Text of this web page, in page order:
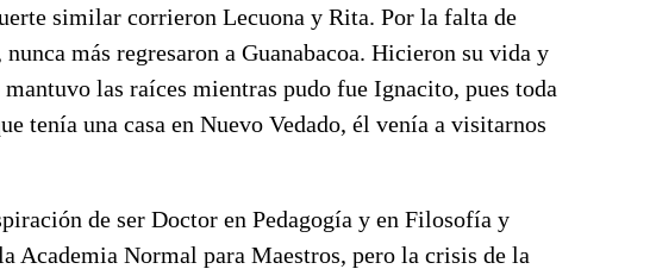
similar corrieron Lecuona y Rita. Por la falta de
más regresaron a Guanabacoa. Hicieron su vida y
las raíces mientras pudo fue Ignacito, pues toda
tenía una casa en Nuevo Vedado, él venía a visitarnos
de ser Doctor en Pedagogía y en Filosofía y
Academia Normal para Maestros, pero la crisis de la